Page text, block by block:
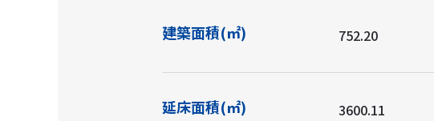
建築面積(㎡) 752.20
延床面積(㎡) 3600.11